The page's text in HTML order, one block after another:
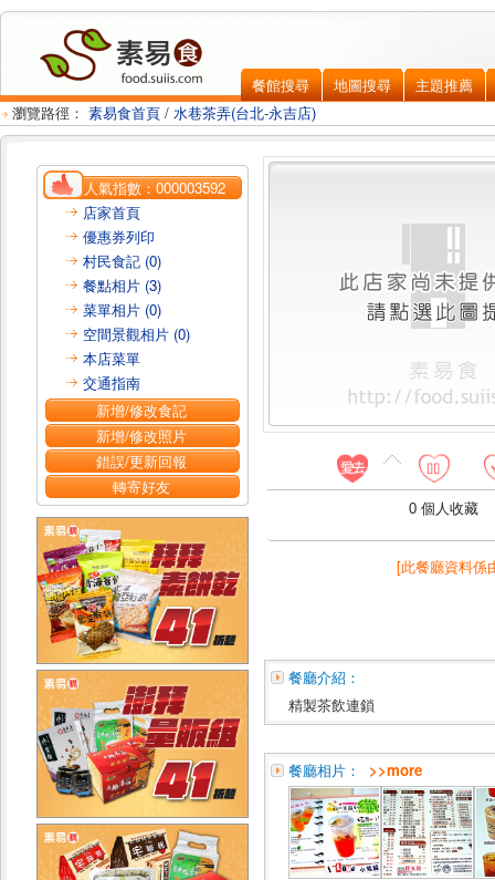
餐館搜尋 地圖搜尋
主題推薦
瀏覽路徑： 素易食首頁 / 水巷茶弄(台北-永吉店)
人氣指數：000003592
店家首頁
優惠券列印
村民食記 (0)
餐點相片 (3)
菜單相片 (0)
空間景觀相片 (0)
本店菜單
交通指南
新增/修改食記
新增/修改照片
錯誤/更新回報
轉寄好友
0 個人收藏
[此餐廳資料係
餐廳介紹：
精製茶飲連鎖
餐廳相片： >>more